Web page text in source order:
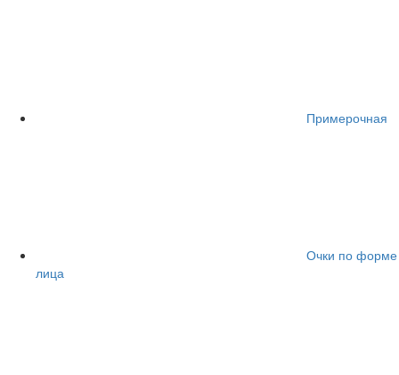
Примерочная
Очки по форме
лица